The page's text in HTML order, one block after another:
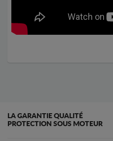
LA GARANTIE QUALITÉ
PROTECTION SOUS MOTEUR